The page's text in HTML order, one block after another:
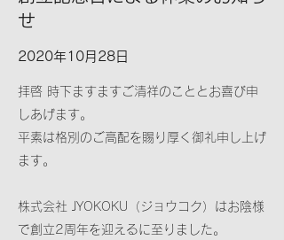
せ
2020年10月28日
拝啓 時下ますますご清祥のこととお喜び申
しあげます。
平素は格別のご高配を賜り厚く御礼申し上げ
ます。
株式会社 JYOKOKU（ジョウコク）はお陰様
で創立2周年を迎えるに至りました。